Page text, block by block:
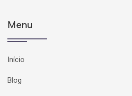
Menu
Início
Blog